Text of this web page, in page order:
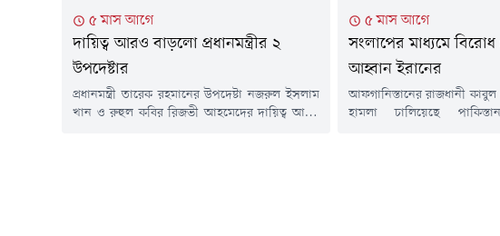
৫ মাস আগে
দায়িত্ব আরও বাড়লো প্রধানমন্ত্রীর ২
উপদেষ্টার
প্রধানমন্ত্রী তারেক রহমানের উপদেষ্টা নজরুল ইসলাম
খান ও রুহুল কবির রিজভী আহমেদের দায়িত্ব আরও
৫ মাস আগে
সংলাপের মাধ্যমে
আহ্বান ইরানের
আফগানিস্তানের রাজধানী কাবুল
হামলা চালিয়েছে